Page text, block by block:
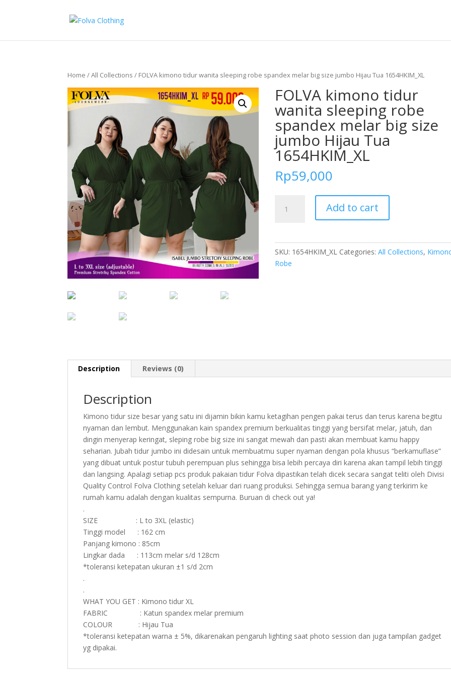
Home /All Collections / FOLVA kimono tidur wanita sleeping robe spandex melar big size jumbo Hijau Tua 1654HKIM_XL
FOLVA kimono tidur
wanita sleeping robe
spandex melar big size
jumbo Hijau Tua
1654HKIM_XL
Rp59,000
kimono
robe
quantity
Add to cart
SKU: 1654HKIM_XL Categories:All Collections,
Robe
Description Reviews (0)
Description
Kimono tidur size besar yang satu ini dijamin bikin kamu ketagihan pengen pakai terus dan terus karena begitu
nyaman dan lembut. Menggunakan kain spandex premium berkualitas tinggi yang bersifat melar, jatuh, dan
dingin menyerap keringat, sleping robe big size ini sangat mewah dan pasti akan membuat kamu happy
seharian. Jubah tidur jumbo ini didesain untuk membuatmu super nyaman dengan pola khusus “berkamuflase”
yang dibuat untuk postur tubuh perempuan plus sehingga bisa lebih percaya diri karena akan tampil lebih tinggi
dan langsing. Apalagi setiap pcs produk pakaian tidur Folva dipastikan telah dicek secara sangat teliti oleh Divisi
Quality Control Folva Clothing setelah keluar dari ruang produksi. Sehingga semua barang yang terkirim ke
rumah kamu adalah dengan kualitas sempurna. Buruan di check out ya!
.
SIZE : L to 3XL (elastic)
Tinggi model : 162 cm
Panjang kimono : 85cm
Lingkar dada : 113cm melar s/d 128cm
*toleransi ketepatan ukuran ±1 s/d 2cm
.
.
WHAT YOU GET : Kimono tidur XL
FABRIC : Katun spandex melar premium
COLOUR : Hijau Tua
*toleransi ketepatan warna ± 5%, dikarenakan pengaruh lighting saat photo session dan juga tampilan gadget
yg dipakai.